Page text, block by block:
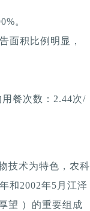
。
面积比例明显，
餐次数：2.44次/
技术为特色，农科
和2002年5月江泽
望 ）的重要组成